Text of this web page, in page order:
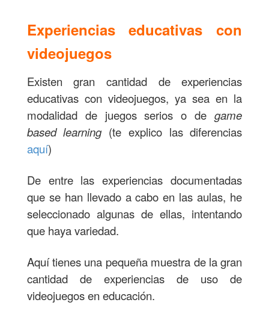
Experiencias educativas con
videojuegos
Existen gran cantidad de experiencias
educativas con videojuegos, ya sea en la
modalidad de juegos serios o degame
based learning(te explico las diferencias
aquí)
De entre las experiencias documentadas
que se han llevado a cabo en las aulas, he
seleccionado algunas de ellas, intentando
que haya variedad.
Aquí tienes una pequeña muestra de la gran
cantidad de experiencias de uso de
videojuegos en educación.